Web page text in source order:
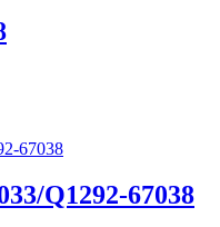
Q1292-67038